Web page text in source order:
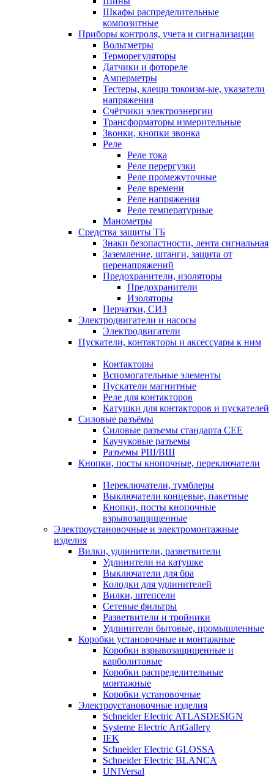
Шкафы распределительные
композитные
Приборы контроля, учета и сигнализации
Вольтметры
Терморегуляторы
Датчики и фотореле
Амперметры
Тестеры, клещи токоизм-ые, указатели
напряжения
Счётчики электроэнергии
Трансформаторы измерительные
Звонки, кнопки звонка
Реле
Реле тока
Реле перергузки
Реле промежуточные
Реле времени
Реле напряжения
Реле температурные
Манометры
Средства защиты ТБ
Знаки безопастности, лента сигнальная
Заземление, штанги, защита от
перенапряжений
Предохранители, изоляторы
Предохранители
Изоляторы
Перчатки, СИЗ
Электродвигатели и насосы
Электродвигатели
Пускатели, контакторы и аксессуары к ним
Контакторы
Вспомогательные элементы
Пускатели магнитные
Реле для контакторов
Катушки для контакторов и пускателей
Силовые разъёмы
Силовые разъемы стандарта СЕЕ
Каучуковые разъемы
Разъемы РШ/ВШ
Кнопки, посты кнопочные, переключатели
Переключатели, тумблеры
Выключатели концевые, пакетные
Кнопки, посты кнопочные
взрывозащищенные
Электроустановочные и электромонтажные
изделия
Вилки, удлинители, разветвители
Удлинители на катушке
Выключатели для бра
Колодки для удлинителей
Вилки, штепсели
Сетевые фильтры
Разветвители и тройники
Удлинители бытовые, промышленные
Коробки установочные и монтажные
Коробки взрывозащищенные и
карболитовые
Коробки распределительные
монтажные
Коробки установочные
Электроустановочные изделия
Schneider Electric ATLASDESIGN
Systeme Electric ArtGallery
IEK
Schneider Electric GLOSSA
Schneider Electric BLANCA
UNIVersal